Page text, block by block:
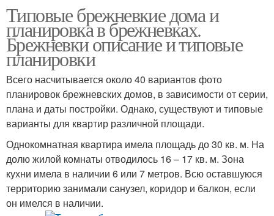
Типовые брежневкие дома и
планировка в брежневках.
Брежневки описание и типовые
планировки
Всего насчитывается около 40 вариантов фото
планировок брежневских домов, в зависимости от серии,
плана и даты постройки. Однако, существуют и типовые
варианты для квартир различной площади.
Однокомнатная квартира имела площадь до 30 кв. м. На
долю жилой комнаты отводилось 16 – 17 кв. м. Зона
кухни имела в наличии 6 или 7 метров. Всю оставшуюся
территорию занимали санузел, коридор и балкон, если
он имелся в наличии.